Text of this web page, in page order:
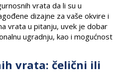
vrata da li su u
dizajne za vaše okvire i
vrata u pitanju, uvek je dobar
ugradnju, kao i mogućnost
vrata: čelični ili